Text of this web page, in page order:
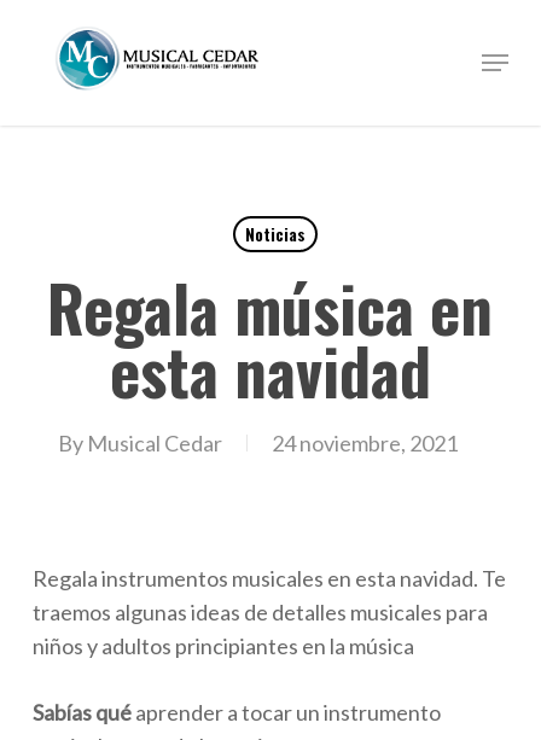
Menu
Noticias
Regala música en
esta navidad
By Musical Cedar 24 noviembre, 2021
Regala instrumentos musicales en esta navidad. Te
traemos algunas ideas de detalles musicales para
niños y adultos principiantes en la música
Sabías quéaprender a tocar un instrumento
Close